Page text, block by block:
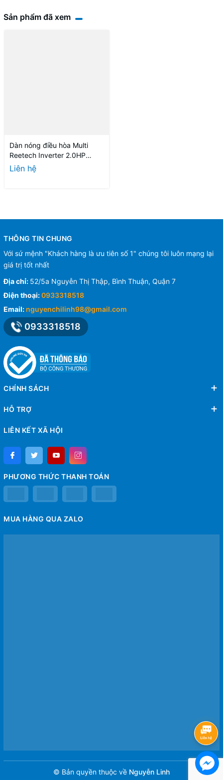
Sản phẩm đã xem
Dàn nóng điều hòa Multi
Reetech Inverter 2.0HP
RMSV18H-BA-A
Liên hệ
THÔNG TIN CHUNG
Với sứ mệnh "Khách hàng là ưu tiên số 1" chúng tôi luôn mạng lại
giá trị tốt nhất
Địa chỉ: 52/5a Nguyễn Thị Thập, Bình Thuận, Quận 7
Điện thoại:0933318518
Email: nguyenchilinh98@gmail.com
0933318518
CHÍNH SÁCH
HỖ TRỢ
LIÊN KẾT XÃ HỘI
PHƯƠNG THỨC THANH TOÁN
MUA HÀNG QUA ZALO
© Bản quyền thuộc về Nguyễn Linh